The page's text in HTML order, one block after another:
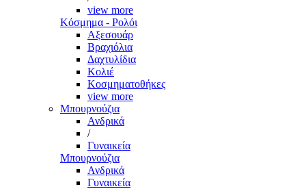
view more
Κόσμημα - Ρολόι
Αξεσουάρ
Βραχιόλια
Δαχτυλίδια
Κολιέ
Κοσμηματοθήκες
view more
Μπουρνούζια
Ανδρικά
/
Γυναικεία
Μπουρνούζια
Ανδρικά
Γυναικεία